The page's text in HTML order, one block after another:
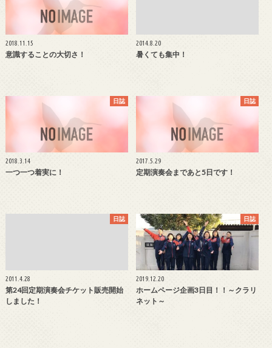
2018.11.15
意識することの大切さ！
2014.8.20
暑くても集中！
日誌
2018.3.14
一つ一つ着実に！
日誌
2017.5.29
定期演奏会まであと5日です！
日誌
2011.4.28
第24回定期演奏会チケット販売開始
しました！
日誌
2019.12.20
ホームページ企画3日目！！～クラリ
ネット～